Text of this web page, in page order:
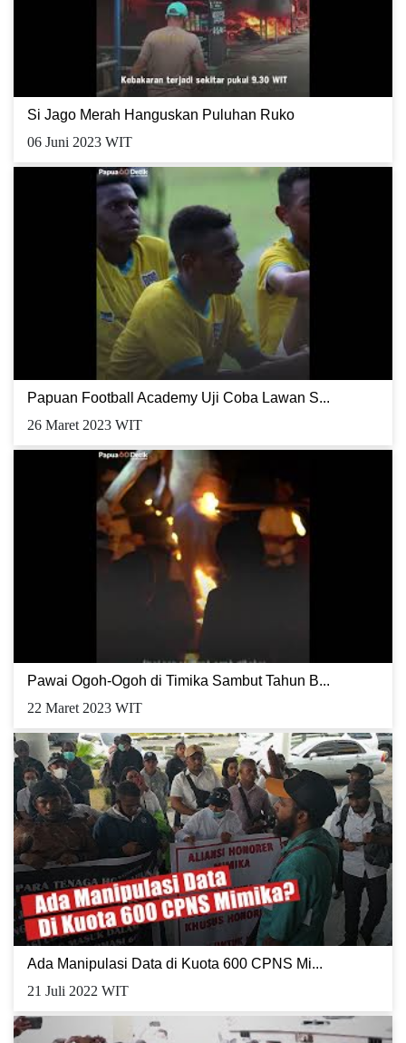
Si Jago Merah Hanguskan Puluhan Ruko
06 Juni 2023 WIT
Papuan Football Academy Uji Coba Lawan S...
26 Maret 2023 WIT
Pawai Ogoh-Ogoh di Timika Sambut Tahun B...
22 Maret 2023 WIT
Ada Manipulasi Data di Kuota 600 CPNS Mi...
21 Juli 2022 WIT